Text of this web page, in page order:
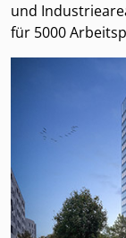
und
für 5000